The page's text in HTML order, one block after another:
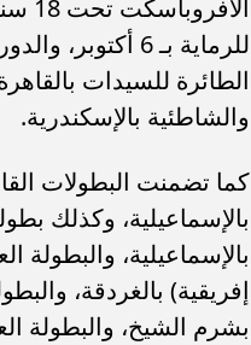
للرماية بـ 6
الطائرة للسيدات
والشاطئية بالإسكندرية.
كما تضمنت البطولات
بالإسماعيلية، وكذلك
إفريقية) بالغردقة،
بشرم الشيخ، والبطولة